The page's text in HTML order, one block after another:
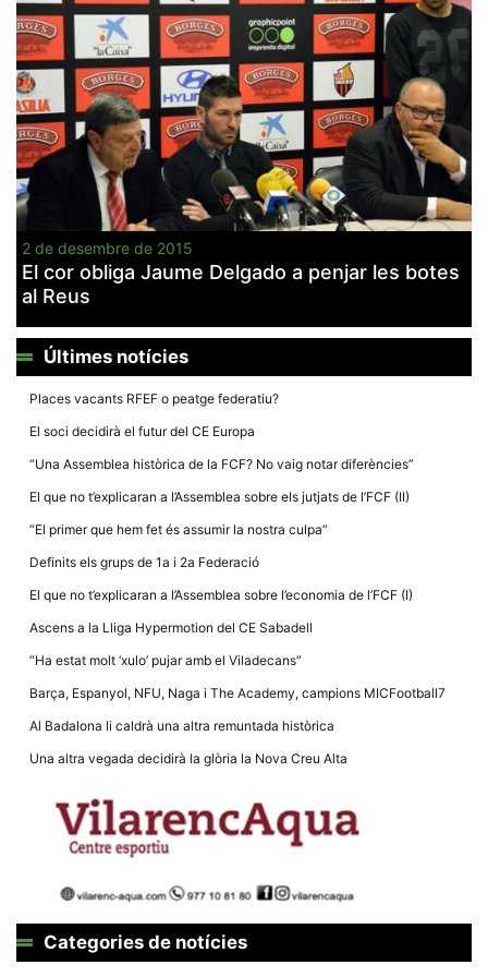
2 de desembre de 2015
El cor obliga Jaume Delgado a penjar les botes
al Reus
Últimes notícies
Places vacants RFEF o peatge federatiu?
El soci decidirà el futur del CE Europa
“Una Assemblea històrica de la FCF? No vaig notar diferències”
El que no t’explicaran a l’Assemblea sobre els jutjats de l’FCF (II)
“El primer que hem fet és assumir la nostra culpa”
Definits els grups de 1a i 2a Federació
El que no t’explicaran a l’Assemblea sobre l’economia de l’FCF (I)
Ascens a la Lliga Hypermotion del CE Sabadell
“Ha estat molt ‘xulo’ pujar amb el Viladecans”
Barça, Espanyol, NFU, Naga i The Academy, campions MICFootball7
Al Badalona li caldrà una altra remuntada històrica
Una altra vegada decidirà la glòria la Nova Creu Alta
Categories de notícies
la funcionalitat
i la seva
estructura.
Experiència
d'usuari
Alguns
components
tècnics del
nostre lloc web
emmagatzemen
dades en el seu
lloc funcioni tan
aquestes
Màrqueting
En compartir
els teus
interessos i
navegues pel
nostre lloc
web
incrementes
la possibilitat
de mirar
anuncis,
ofertes i
contingut
personalitzat.